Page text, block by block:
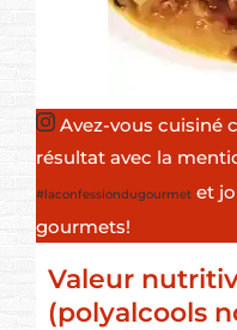
Avez-vous cuisiné
résultat avec la
#laconfessiondugourmet et
gourmets!
Valeur
(polyalcools